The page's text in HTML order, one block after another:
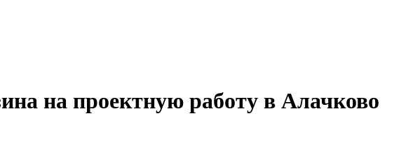
на проектную работу в Алачково